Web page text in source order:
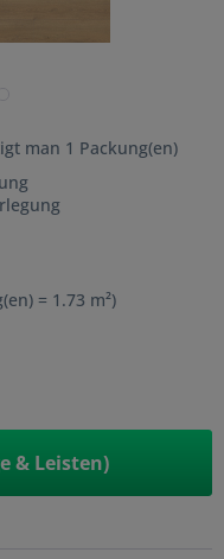
man 1 Packung(en)
= 1.73 m²)
& Leisten)